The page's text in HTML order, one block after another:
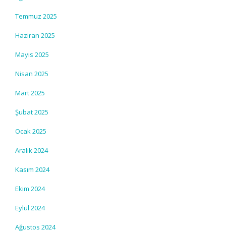
Temmuz 2025
Haziran 2025
Mayıs 2025
Nisan 2025
Mart 2025
Şubat 2025
Ocak 2025
Aralık 2024
Kasım 2024
Ekim 2024
Eylül 2024
Ağustos 2024